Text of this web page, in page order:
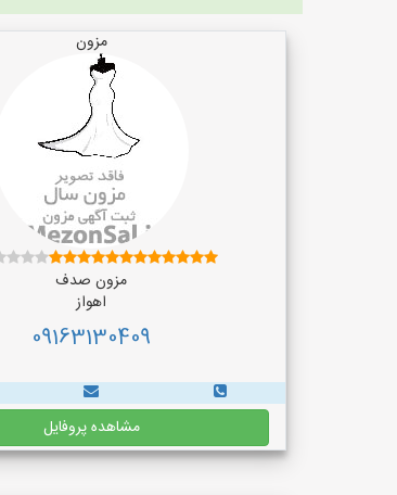
مزون
مزون صدف
اهواز
09163130409
مشاهده پروفایل